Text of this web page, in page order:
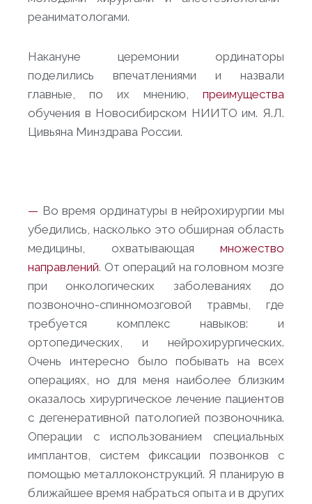
реаниматологами.
Накануне церемонии ординаторы
поделились впечатлениями и назвали
главные, по их мнению, преимущества
обучения в Новосибирском НИИТО им. Я.Л.
Цивьяна Минздрава России.
— Во время ординатуры в нейрохирургии мы
убедились, насколько это обширная область
медицины, охватывающая множество
направлений. От операций на головном мозге
при онкологических заболеваниях до
позвоночно-спинномозговой травмы, где
требуется комплекс навыков: и
ортопедических, и нейрохирургических.
Очень интересно было побывать на всех
операциях, но для меня наиболее близким
оказалось хирургическое лечение пациентов
с дегенеративной патологией позвоночника.
Операции с использованием специальных
имплантов, систем фиксации позвонков с
помощью металлоконструкций. Я планирую в
ближайшее время набраться опыта и в других